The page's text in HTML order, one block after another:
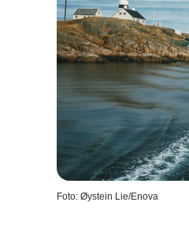
Foto: Øystein Lie/Enova